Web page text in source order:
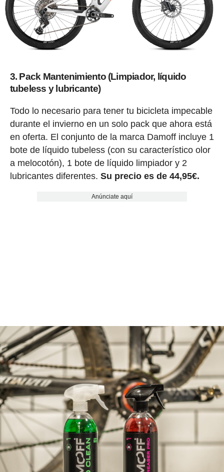
3. Pack Mantenimiento (Limpiador, líquido
tubeless y lubricante)
Todo lo necesario para tener tu bicicleta impecable
durante el invierno en un solo pack que ahora está
en oferta. El conjunto de la marca Damoff incluye 1
bote de líquido tubeless (con su característico olor
a melocotón), 1 bote de líquido limpiador y 2
lubricantes diferentes. Su precio es de 44,95€.
Anúnciate aquí